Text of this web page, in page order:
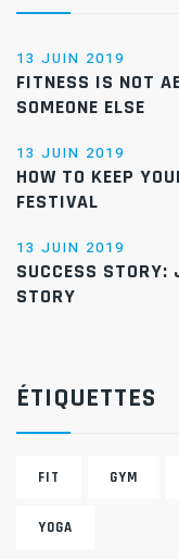
13 JUIN 2019
FITNESS IS NOT
SOMEONE ELSE
13 JUIN 2019
HOW TO KEEP
FESTIVAL
13 JUIN 2019
SUCCESS STORY:
STORY
ÉTIQUETTES
FIT GYM
YOGA